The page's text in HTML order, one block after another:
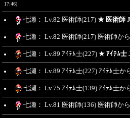
17:46)
七瀬： Lv.82 医術師(217) ★ 医術師
七瀬： Lv.82 医術師(217) 医術師か
七瀬： Lv.89 ｱｲﾃﾑ士(227) ★ ｱｲﾃﾑ士
七瀬： Lv.89 ｱｲﾃﾑ士(227) ｱｲﾃﾑ士か
七瀬： Lv.75 ｱｲﾃﾑ士(139) ｱｲﾃﾑ士か
七瀬： Lv.81 医術師(136) 医術師か